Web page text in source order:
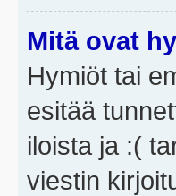
Mitä ovat
Hymiöt tai
esitää
iloista ja :(
viestin